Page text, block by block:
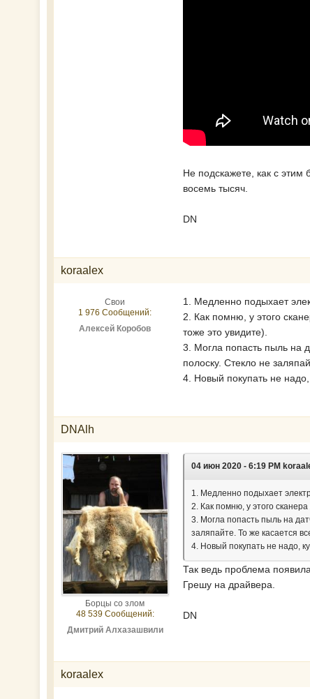
Не подскажете, как с этим
восемь тысяч.
DN
koraalex
Свои
1 976 Сообщений:
Алексей Коробов
1. Медленно подыхает
2. Как помню, у этого
тоже это увидите).
3. Могла попасть пыль на
полоску. Стекло не
4. Новый покупать не
DNAlh
Борцы со злом
48 539 Сообщений:
Дмитрий Алхазашвили
04 июн 2020 - 6:19 PM
1. Медленно подыхает
2. Как помню, у этого
3. Могла попасть пыль на
заляпайте. То же касается
4. Новый покупать не надо,
Так ведь проблема
Грешу на драйвера.
DN
koraalex